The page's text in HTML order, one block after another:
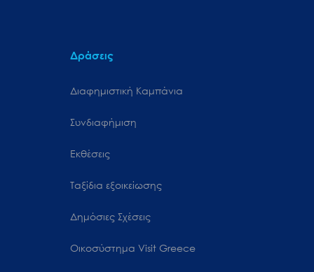
Δράσεις
Διαφημιστική Καμπάνια
Συνδιαφήμιση
Εκθέσεις
Ταξίδια εξοικείωσης
Δημόσιες Σχέσεις
Oικοσύστημα Visit Greece